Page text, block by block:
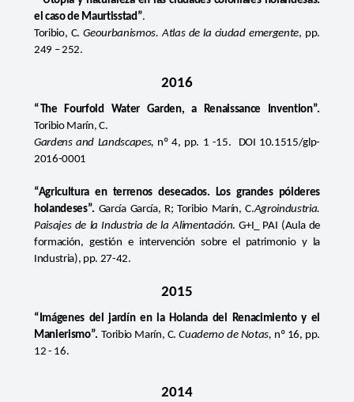
el caso de Maurtisstad”.
Toribio, C.Geourbanismos. Atlas de la ciudad emergente, pp.
249 – 252.
2016
“The Fourfold Water Garden, a Renaissance Invention”.
Toribio Marín, C.
Gardens and Landscapes, nº 4, pp. 1 -15.
DOI 10.1515/glp-
2016-0001
“Agricultura en terrenos desecados. Los grandes pólderes
holandeses”. García García, R; Toribio Marín, C.Agroindustria.
Paisajes de la Industria de la Alimentación.G+I_ PAI (Aula de
formación, gestión e intervención sobre el patrimonio y la
Industria), pp. 27-42.
2015
“Imágenes del jardín en la Holanda del Renacimiento y el
Manierismo”. Toribio Marín, C.Cuaderno de Notas, nº 16, pp.
12 - 16.
2014